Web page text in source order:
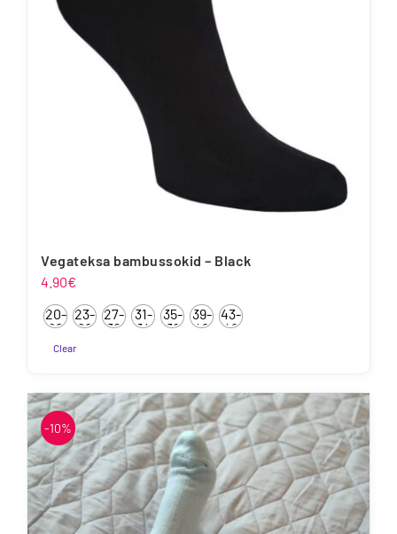
teha
tootelehel.
Vegateksa bambussokid – Black
4.90€
20-
22
23-
26
27-
30
31-
34
35-
38
39-
42
43-
46
Clear
tootel
on
mitu
varianti.
Valikuid
saab
teha
-10%